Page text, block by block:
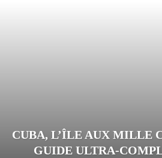
CUBA, L’ÎLE AUX MILLE
GUIDE ULTRA-